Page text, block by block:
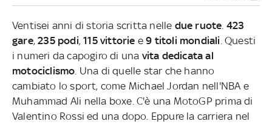
Ventisei anni di storia scritta nelle due ruote 423
gare,235 podi,115 vittorie e 9 titoli mondiali . Questi
i numeri da capogiro di una vita dedicata al
motociclismo . Una di quelle star che hanno
cambiato lo sport, come Michael Jordan nell'NBA e
Muhammad Ali nella boxe. C'è una MotoGP prima di
Valentino Rossi ed una dopo. Eppure la carriera nel